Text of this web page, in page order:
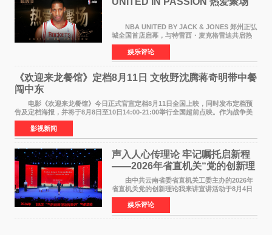
NBA UNITED BY JACK & JONES 郑州正弘
城全国首店启幕，与特雷西・麦克格雷迪共启热
爱 2026 年7 月21 日，
NBAUNITEDBYJACK&JONES 全国首店，于郑
州正弘城正式启幕。NBA 传奇球星
娱乐评论
《欢迎来龙餐馆》定档8月11日 文牧野沈腾蒋奇明带中餐
闯中东
电影《欢迎来龙餐馆》今日正式官宣定档8月11日全国上映，同时发布定档预
告及定档海报，并将于8月8日至10日14:00-21:00举行全国超前点映。作为战争美
食大片，影片讲述的是中国厨师徐福（沈腾
影视新闻
声入人心传理论 牢记嘱托启新程
——2026年省直机关“党的创新理
论我来讲”宣讲活动圆满落幕
由中共云南省委省直机关工委主办的2026年
省直机关党的创新理论我来讲宣讲活动于8月4日
至5日在昆明举办。活动以 "牢记嘱托 感恩奋进
开创云南发展新局面 "为主题，坚持以新时代中国
特色社会主义
娱乐评论